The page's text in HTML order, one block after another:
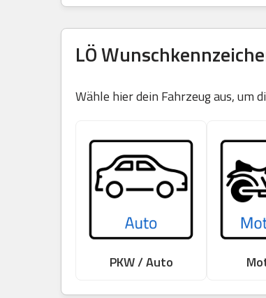
LÖ
Wähle hier dein Fahrzeug aus, um
PKW / Auto